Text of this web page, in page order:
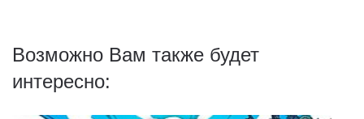
Возможно Вам также будет
интересно: